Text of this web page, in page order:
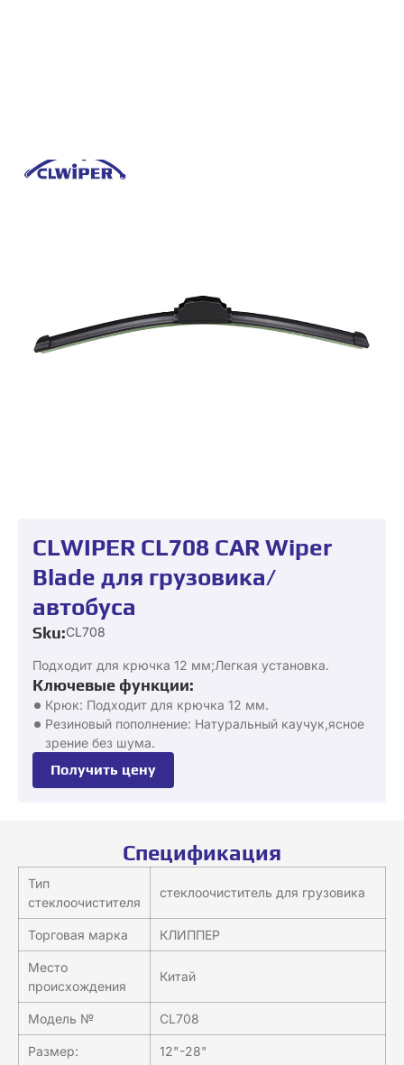
CLWIPER CL708 CAR Wiper
Blade для грузовика/
автобуса
Sku:CL708
Подходит для крючка 12 мм;Легкая установка.
Ключевые функции:
Крюк: Подходит для крючка 12 мм.
Резиновый пополнение: Натуральный каучук,ясное
зрение без шума.
Получить цену
Спецификация
Тип
стеклоочистителя
стеклоочиститель для грузовика
Торговая марка КЛИППЕР
Место
происхождения
Китай
Модель № CL708
Размер: 12"-28"